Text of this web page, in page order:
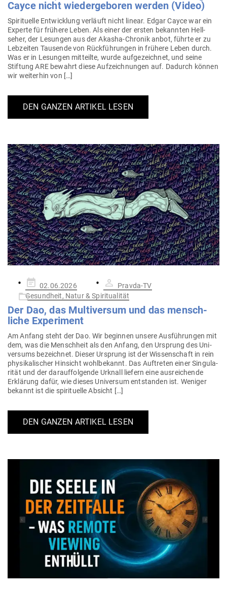
Cayce nicht wie­der­ge­boren werden (Video)
Spi­ri­tuelle Ent­wicklung ver­läuft nicht linear. Edgar Cayce war ein
Experte für frühere Leben. Als einer der ersten bekannten Hell­
seher, der Lesungen aus der Akasha-Chronik anbot, führte er zu
Leb­zeiten Tau­sende von Rück­füh­rungen in frühere Leben durch.
Was er in Lesungen mit­teilte, wurde auf­ge­zeichnet, und seine
Stiftung ARE bewahrt diese Auf­zeich­nungen auf. Dadurch können
wir wei­terhin von […]
DEN GANZEN ARTIKEL LESEN
Gepostet
am
02.06.2026
Pravda-TV
Gesundheit, Natur & Spiritualität
Der Dao, das Mul­ti­versum und das mensch­
liche Experiment
Am Anfang steht der Dao. Wir beginnen unsere Aus­füh­rungen mit
dem, was die Menschheit als den Anfang, den Ursprung des Uni­
versums bezeichnet. Dieser Ursprung ist der Wis­sen­schaft in rein
phy­si­ka­li­scher Hin­sicht wohl­be­kannt. Das Auf­treten einer Sin­gu­la­
rität und der dar­auf­fol­gende Urknall liefern eine aus­rei­chende
Erklärung dafür, wie dieses Uni­versum ent­standen ist. Weniger
bekannt ist die spi­ri­tuelle Absicht […]
DEN GANZEN ARTIKEL LESEN